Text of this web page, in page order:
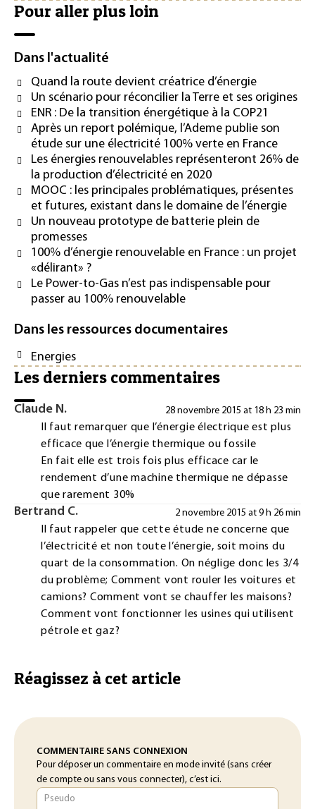
Pour aller plus loin
Dans l'actualité
Quand la route devient créatrice d’énergie
Un scénario pour réconcilier la Terre et ses origines
ENR : De la transition énergétique à la COP21
Après un report polémique, l’Ademe publie son
étude sur une électricité 100% verte en France
Les énergies renouvelables représenteront 26% de
la production d’électricité en 2020
MOOC : les principales problématiques, présentes
et futures, existant dans le domaine de l’énergie
Un nouveau prototype de batterie plein de
promesses
100% d’énergie renouvelable en France : un projet
«délirant» ?
Le Power-to-Gas n’est pas indispensable pour
passer au 100% renouvelable
Dans les ressources documentaires
Energies
Les derniers commentaires
Claude N. 28 novembre 2015 at 18 h 23 min
Il faut remarquer que l’énergie électrique est plus
efficace que l’énergie thermique ou fossile
En fait elle est trois fois plus efficace car le
rendement d’une machine thermique ne dépasse
que rarement 30%
Bertrand C. 2 novembre 2015 at 9 h 26 min
Il faut rappeler que cette étude ne concerne que
l’électricité et non toute l’énergie, soit moins du
quart de la consommation. On néglige donc les 3/4
du problème; Comment vont rouler les voitures et
camions? Comment vont se chauffer les maisons?
Comment vont fonctionner les usines qui utilisent
pétrole et gaz?
Réagissez à cet article
COMMENTAIRE SANS CONNEXION
Pour déposer un commentaire en mode invité (sans créer
de compte ou sans vous connecter), c’est ici.
Pseudo